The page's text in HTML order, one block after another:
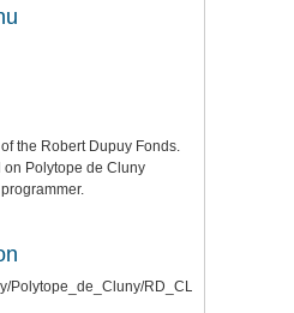
the Robert Dupuy Fonds.
on Polytope de Cluny
Polytope_de_Cluny/